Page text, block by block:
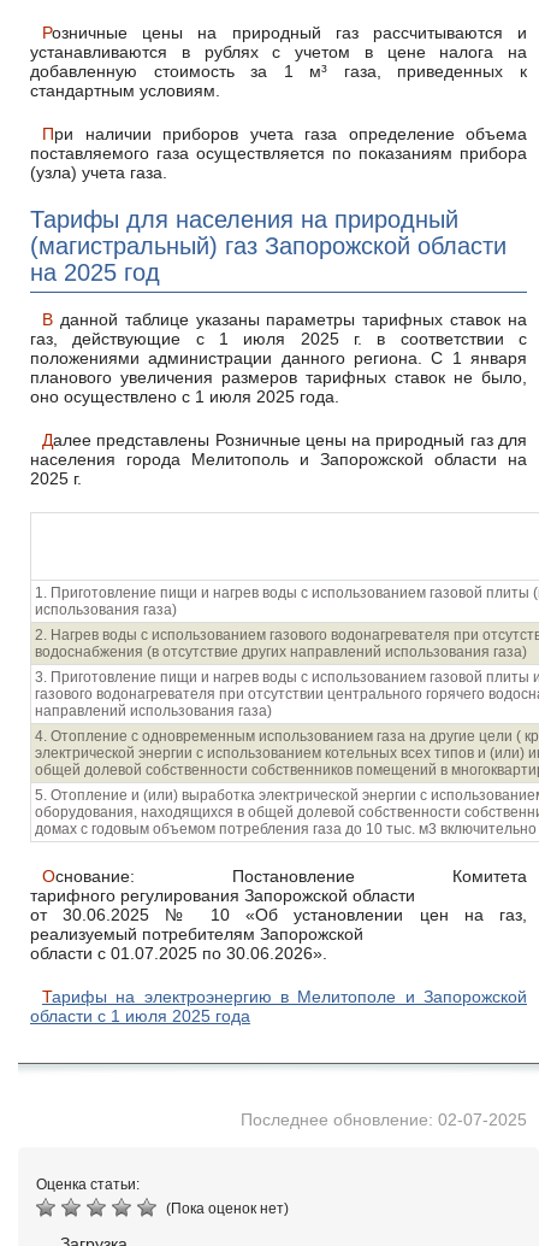
Розничные цены на природный газ рассчитываются и
устанавливаются в рублях с учетом в цене налога на
добавленную стоимость за 1 м³ газа, приведенных к
стандартным условиям.
При наличии приборов учета газа определение объема
поставляемого газа осуществляется по показаниям прибора
(узла) учета газа.
Тарифы для населения на природный
(магистральный) газ Запорожской области
на 2025 год
В данной таблице указаны параметры тарифных ставок на
газ, действующие с 1 июля 2025 г. в соответствии с
положениями администрации данного региона. С 1 января
планового увеличения размеров тарифных ставок не было,
оно осуществлено с 1 июля 2025 года.
Далее представлены Розничные цены на природный газ для
населения города Мелитополь и Запорожской области на
2025 г.
1. Приготовление пищи и нагрев воды с использованием газовой плиты
использования газа)
2. Нагрев воды с использованием газового водонагревателя при
водоснабжения (в отсутствие других направлений использования газа)
3. Приготовление пищи и нагрев воды с использованием газовой плиты
газового водонагревателя при отсутствии центрального горячего
направлений использования газа)
4. Отопление с одновременным использованием газа на другие цели (
электрической энергии с использованием котельных всех типов и (или)
общей долевой собственности собственников помещений в
5. Отопление и (или) выработка электрической энергии с
оборудования, находящихся в общей долевой собственности
домах с годовым объемом потребления газа до 10 тыс. м3 включительно
Основание: Постановление Комитета
тарифного регулирования Запорожской области
от 30.06.2025 № 10 «Об установлении цен на газ,
реализуемый потребителям Запорожской
области с 01.07.2025 по 30.06.2026».
Тарифы на электроэнергию в Мелитополе и Запорожской
области с 1 июля 2025 года
Последнее обновление: 02-07-2025
Оценка статьи:
(Пока оценок нет)